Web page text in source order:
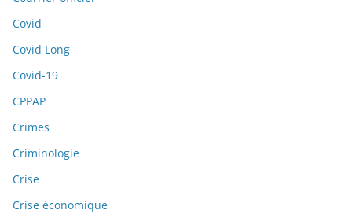
Covid
Covid Long
Covid-19
CPPAP
Crimes
Criminologie
Crise
Crise économique